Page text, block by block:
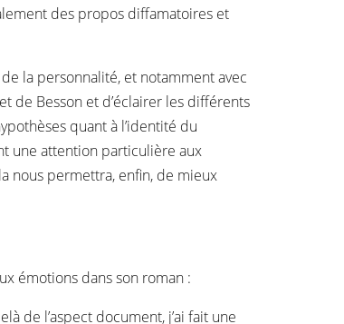
des propos diffamatoires et
la personnalité, et notamment avec
de Besson et d’éclairer les différents
quant à l’identité du
une attention particulière aux
nous permettra, enfin, de mieux
émotions dans son roman :
de l’aspect document, j’ai fait une